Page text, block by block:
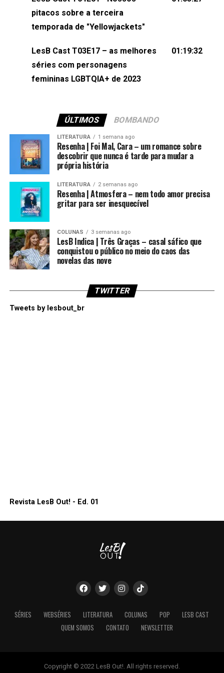
(⁠⁠⁠⁠@brunarfentanes⁠⁠⁠⁠) e Pollyelly FlorêncioEdição de
Naiady Machado
pitacos sobre a terceira
temporada de "Yellowjackets"
LesB Cast T03E17 – as melhores
séries com personagens
femininas LGBTQIA+ de 2023
01:19:32
ÚLTIMOS BOMBANDO
LITERATURA 1 semana ago
Resenha | Foi Mal, Cara – um romance sobre
descobrir que nunca é tarde para mudar a
própria história
LITERATURA 2 semanas ago
Resenha | Atmosfera – nem todo amor precisa
gritar para ser inesquecível
COLUNAS 3 semanas ago
LesB Indica | Três Graças – casal sáfico que
conquistou o público no meio do caos das
novelas das nove
TWITTER
Tweets by lesbout_br
Revista LesB Out! - Ed. 01
SÉRIES WEBSÉRIES LITERATURA COLUNAS POP
LESB CAST
QUEM SOMOS
CONTATO NEWSLETTER
Copyright © 2022 LesB Out!. All rights reserved.